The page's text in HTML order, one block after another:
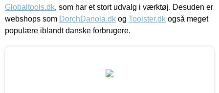
Globaltools.dk, som har et stort udvalg i værktøj. Desuden er
webshops som DorchDanola.dk og Toolster.dk også meget
populære iblandt danske forbrugere.